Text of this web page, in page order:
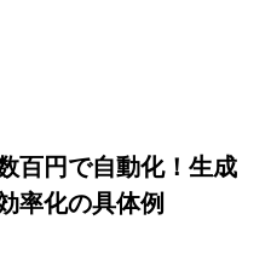
百円で自動化！生成
率化の具体例